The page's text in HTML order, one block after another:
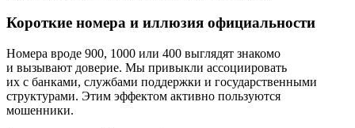
Короткие номера и иллюзия официальности
Номера вроде 900, 1000 или 400 выглядят знакомо
и вызывают доверие. Мы привыкли ассоциировать
их с банками, службами поддержки и государственными
структурами. Этим эффектом активно пользуются
мошенники.